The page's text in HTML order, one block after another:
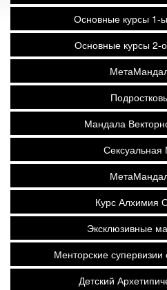
Основные курсы 1-
Основные курсы 2-
Мандала
Курс Алхимия
Эксклюзивные
Менторские
Детский